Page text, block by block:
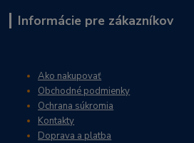
Informácie pre zákazníkov
Ako nakupovať
Obchodné podmienky
Ochrana súkromia
Kontakty
Doprava a platba